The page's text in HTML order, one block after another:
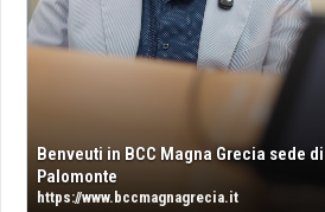
Benveuti in BCC Magna Grecia sede di
Palomonte
https://www.bccmagnagrecia.it